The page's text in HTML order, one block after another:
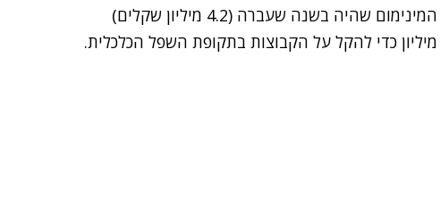
מסודר לקראת העונה הקרובה, כאשר המינימום שהיה בשנה שעברה (4.2 מיליון שקלים)